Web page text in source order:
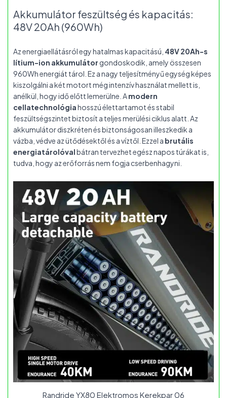
Akkumulátor feszültség és kapacitás:
48V 20Ah (960Wh)
Az energiaellátásról egy hatalmas kapacitású, 48V 20Ah-s
lítium-ion akkumulátor gondoskodik, amely összesen
960Wh energiát tárol. Ez a nagy teljesítményű egység képes
kiszolgálni a két motort még intenzív használat mellett is,
anélkül, hogy idő előtt lemerülne. Amodern
cellatechnológiahosszú élettartamot és stabil
feszültségszintet biztosít a teljes merülési ciklus alatt. Az
akkumulátor diszkréten és biztonságosan illeszkedik a
vázba, védve az ütődésektől és a víztől. Ezzel a brutális
energiatárolóvalbátran tervezhet egész napos túrákat is,
tudva, hogy az erőforrás nem fogja cserbenhagyni.
Randride YX80 Elektromos Kerekpar 06